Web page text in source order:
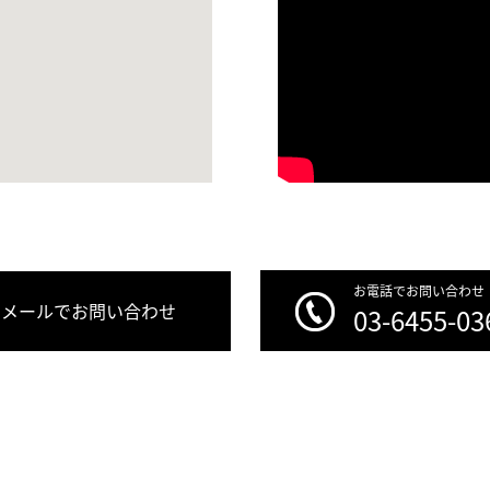
メールでお問い合わせ
お電話でお問い合わせ
03-6455-